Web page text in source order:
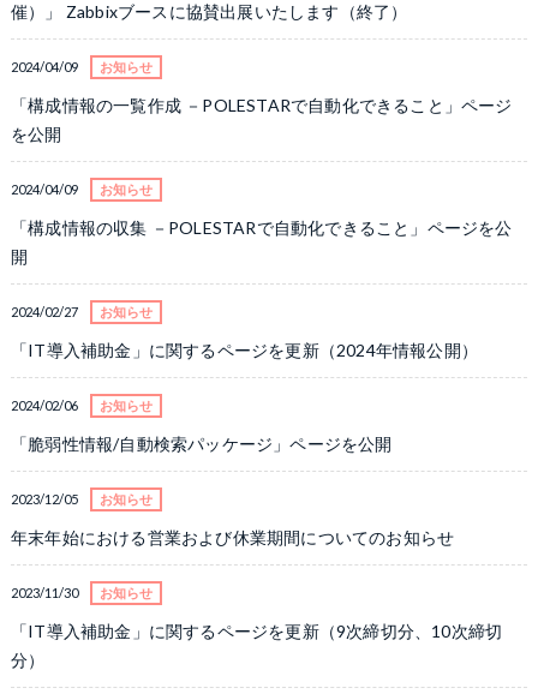
催）」 Zabbixブースに協賛出展いたします（終了）
2024/04/09 お知らせ
「構成情報の一覧作成 －POLESTARで自動化できること」ページ
を公開
2024/04/09 お知らせ
「構成情報の収集 －POLESTARで自動化できること」ページを公
開
2024/02/27 お知らせ
「IT導入補助金」に関するページを更新（2024年情報公開）
2024/02/06 お知らせ
「脆弱性情報/自動検索パッケージ」ページを公開
2023/12/05 お知らせ
年末年始における営業および休業期間についてのお知らせ
2023/11/30 お知らせ
「IT導入補助金」に関するページを更新（9次締切分、10次締切
分）